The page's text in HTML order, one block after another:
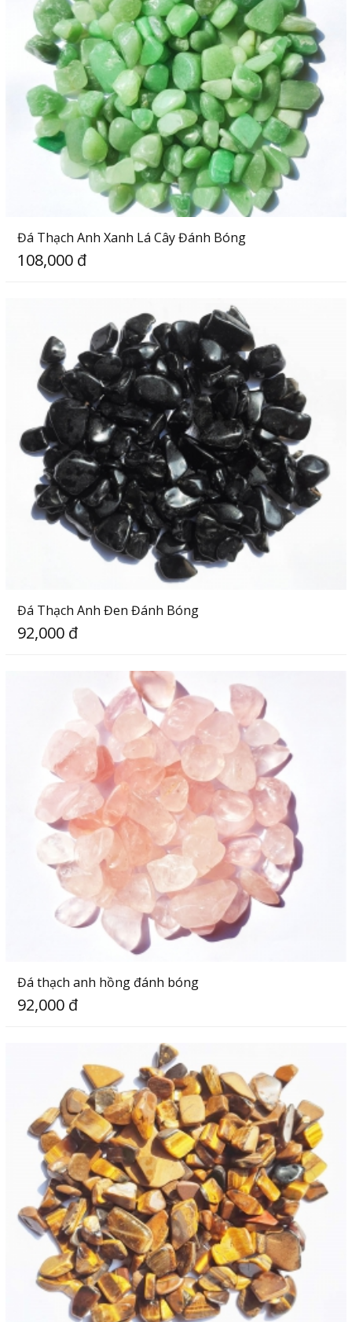
Đá Thạch Anh Xanh Lá Cây Đánh Bóng
108,000 đ
Đá Thạch Anh Đen Đánh Bóng
92,000 đ
Đá thạch anh hồng đánh bóng
92,000 đ